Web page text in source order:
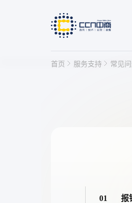
首页 服务支持 常见
01 报